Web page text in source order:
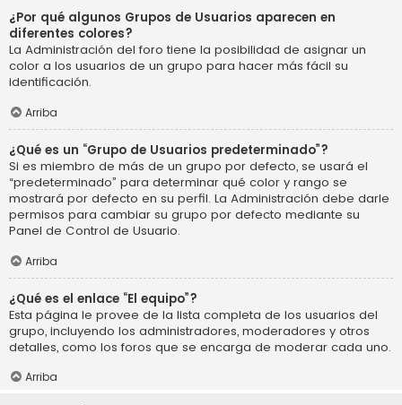
¿Por qué algunos Grupos de Usuarios aparecen en
diferentes colores?
La Administración del foro tiene la posibilidad de asignar un
color a los usuarios de un grupo para hacer más fácil su
identificación.
Arriba
¿Qué es un “Grupo de Usuarios predeterminado”?
Si es miembro de más de un grupo por defecto, se usará el
“predeterminado” para determinar qué color y rango se
mostrará por defecto en su perfil. La Administración debe darle
permisos para cambiar su grupo por defecto mediante su
Panel de Control de Usuario.
Arriba
¿Qué es el enlace “El equipo”?
Esta página le provee de la lista completa de los usuarios del
grupo, incluyendo los administradores, moderadores y otros
detalles, como los foros que se encarga de moderar cada uno.
Arriba